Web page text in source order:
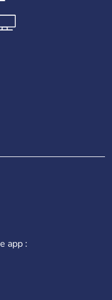
app :